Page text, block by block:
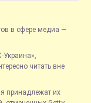
в сфере медиа —
Украина»,
читать вне
принадлежат их